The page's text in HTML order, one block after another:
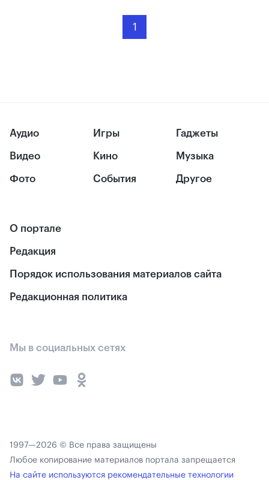
1
Аудио
Видео
Фото
Игры
Кино
События
Гаджеты
Музыка
Другое
О портале
Редакция
Порядок использования материалов сайта
Редакционная политика
Мы в социальных сетях
1997—2026 © Все права защищены
Любое копирование материалов портала запрещается
На сайте используются рекомендательные технологии